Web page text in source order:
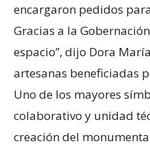
encargaron pedidos
Gracias a la
espacio”, dijo Dora
artesanas beneficiadas
Uno de los mayores
colaborativo y unidad
creación del